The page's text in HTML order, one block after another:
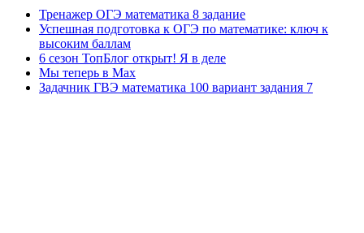
Тренажер ОГЭ математика 8 задание
Успешная подготовка к ОГЭ по математике: ключ к
высоким баллам
6 сезон ТопБлог открыт! Я в деле
Мы теперь в Max
Задачник ГВЭ математика 100 вариант задания 7